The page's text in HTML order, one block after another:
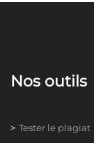
Nos outils
Tester le plagiat